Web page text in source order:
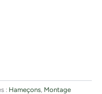
: Hameçons, Montage